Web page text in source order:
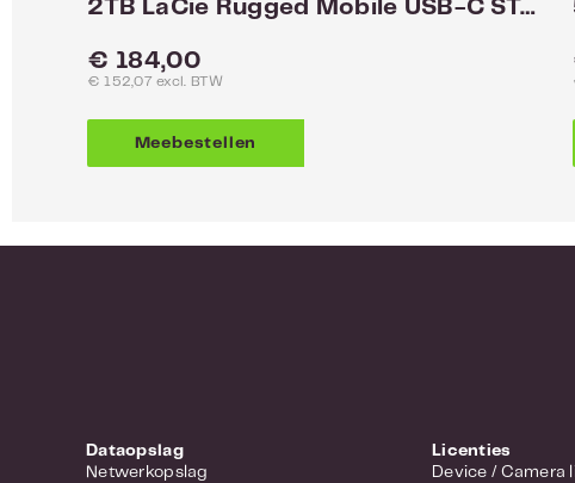
2TB LaCie Rugged Mobile USB-C STFR2000800
Normale prijs:
€ 184,00
€ 152,07 excl. BTW
Meebestellen
Dataopslag
Netwerkopslag
Licenties
Device /